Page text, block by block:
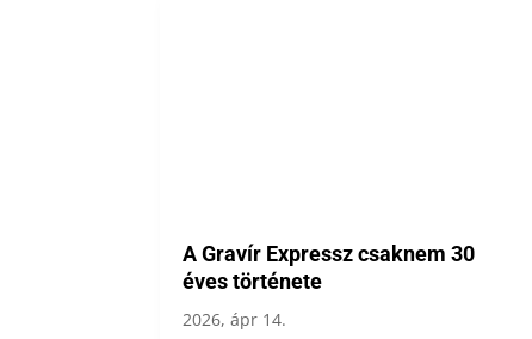
A Gravír Expressz csaknem 30
éves története
2026, ápr 14.